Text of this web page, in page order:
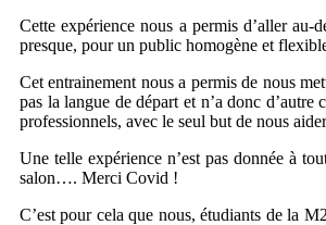
Cette expérience nous a permis d’aller
presque, pour un public homogène et
Cet entrainement nous a permis de nous
pas la langue de départ et n’a donc
professionnels, avec le seul but de nous
Une telle expérience n’est pas donnée à
salon…. Merci Covid !
C’est pour cela que nous, étudiants de la